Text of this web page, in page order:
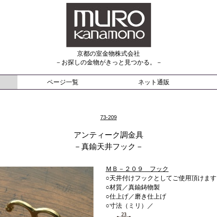
京都の室金物株式会社
－お探しの金物がきっと見つかる。－
ページ一覧 ネット通販
73-209
アンティーク調金具
－真鍮天井フック－
ＭＢ－２０９ フック
○天井付けフックとしてご使用頂けま
○材質／真鍮鋳物製
○仕上げ／ 磨き仕上げ
○寸法（ミリ）／